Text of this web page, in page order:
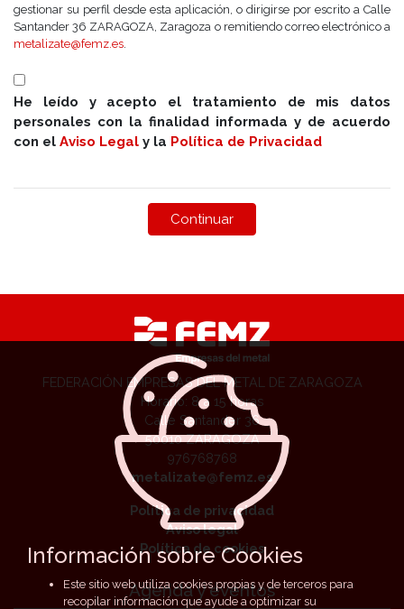
gestionar su perfil desde esta aplicación, o dirigirse por escrito a Calle
Santander 36 ZARAGOZA, Zaragoza o remitiendo correo electrónico a
metalizate@femz.es
He leído y acepto el tratamiento de mis datos
personales con la finalidad informada y de acuerdo
con el Aviso Legal y la Política de Privacidad
FEDERACIÓN EMPRESAS DEL METAL DE ZARAGOZA
Horario: 8 a 15 horas
Calle Santander 36
50010 ZARAGOZA
976768768
metalizate@femz.es
Política de privacidad
Aviso legal
Política de cookies
Agenda y eventos
Información sobre Cookies
Este sitio web utiliza cookies propias y de terceros para
recopilar información que ayude a optimizar su